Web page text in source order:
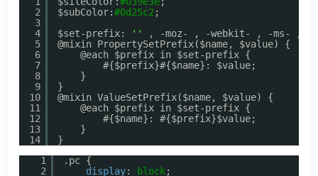
2
3
4
5
6
7
8
9
10
11
12
13
14
$subColor:#0d25c2 ;
$set-prefix:
''
, -moz- , -webkit- , -ms- , -
@mixin PropertySetPrefix($name, $value) {
@each $prefix in $set-prefix {
#{$prefix}#{$name}: $value;
}
}
@mixin ValueSetPrefix($name, $value) {
@each $prefix in $set-prefix {
#{$name}: #{$prefix}$value;
}
}
1
2
.pc {
display: block;